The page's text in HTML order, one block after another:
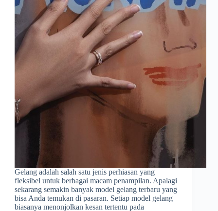
Gelang adalah salah satu jenis perhiasan yang
fleksibel untuk berbagai macam penampilan. Apalagi
sekarang semakin banyak model gelang terbaru yang
bisa Anda temukan di pasaran. Setiap model gelang
biasanya menonjolkan kesan tertentu pada